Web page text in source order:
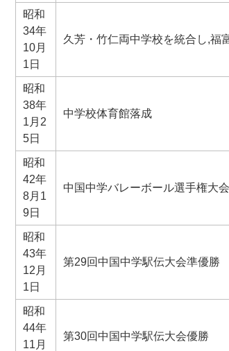
昭和
34年
10月
1日
久芳・竹仁両中学校を統合し,福
昭和
38年
1月2
5日
中学校体育館落成
昭和
42年
8月1
9日
中国中学バレーボール選手権大
昭和
43年
12月
1日
第29回中国中学駅伝大会準優勝
昭和
44年
11月
第30回中国中学駅伝大会優勝